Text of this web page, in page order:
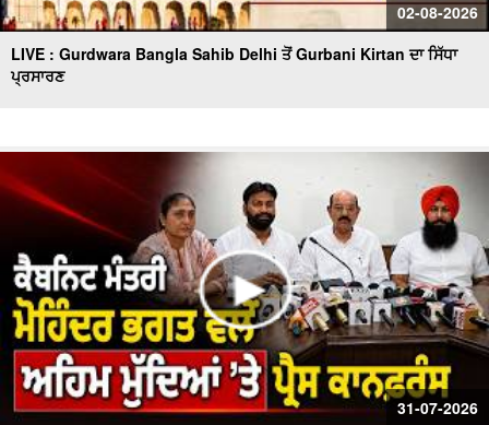
02-08-2026
LIVE : Gurdwara Bangla Sahib Delhi ਤੋਂ Gurbani Kirtan ਦਾ ਸਿੱਧਾ
ਪ੍ਰਸਾਰਣ
31-07-2026